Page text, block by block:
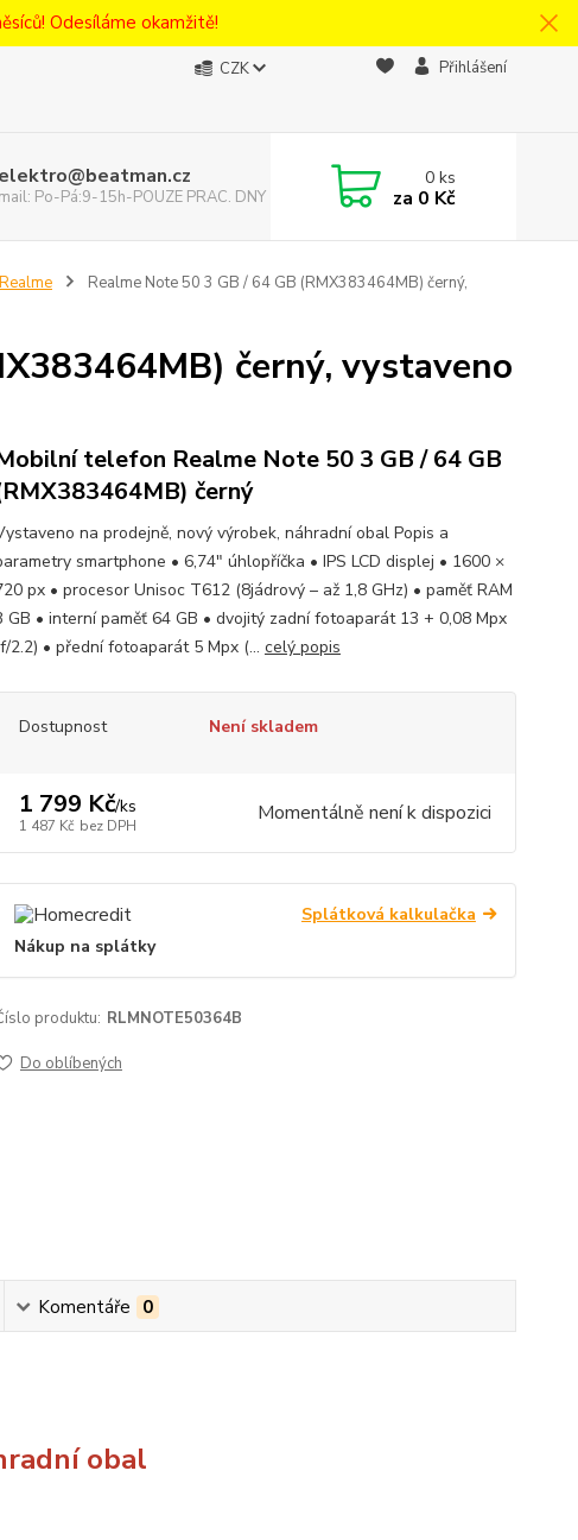
Odesíláme okamžitě!
CZK Přihlášení
elektro@beatman.cz
mail: Po-Pá:9-15h-POUZE PRAC. DNY
0ks
za 0 Kč
Realme
Realme Note 50 3 GB / 64 GB (RMX383464MB) černý,
černý, vystaveno
telefon Realme Note 50 3 GB / 64 GB
černý
na prodejně, nový výrobek, náhradní obal Popis a
smartphone • 6,74" úhlopříčka • IPS LCD displej • 1600 ×
px • procesor Unisoc T612 (8jádrový – až 1,8 GHz) • paměť RAM
GB • interní paměť 64 GB • dvojitý zadní fotoaparát 13 + 0,08 Mpx
2.2) • přední fotoaparát 5 Mpx (... celý popis
Dostupnost Není skladem
1 799 Kč/ks
1 487 Kč bez DPH Momentálně není k dispozici
Splátková kalkulačka
Nákup na splátky
produktu: RLMNOTE50364B
Do oblíbených
Komentáře 0
obal